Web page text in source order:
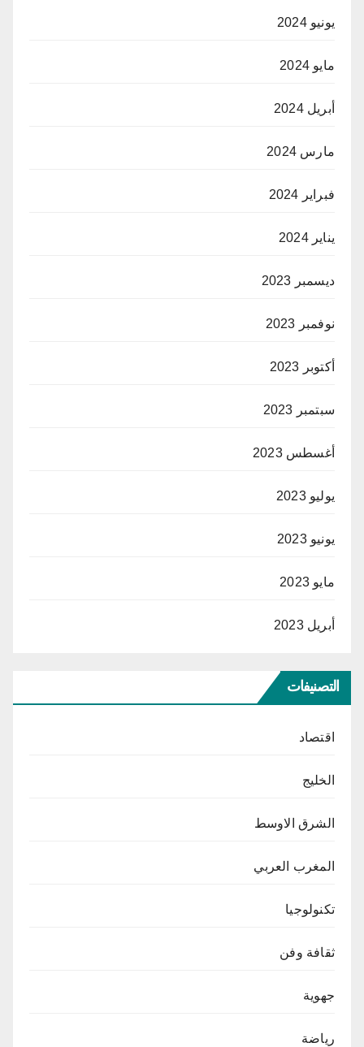
يونيو 2024
مايو 2024
أبريل 2024
مارس 2024
فبراير 2024
يناير 2024
ديسمبر 2023
نوفمبر 2023
أكتوبر 2023
سبتمبر 2023
أغسطس 2023
يوليو 2023
يونيو 2023
مايو 2023
أبريل 2023
التصنيفات
اقتصاد
الخليج
الشرق الاوسط
المغرب العربي
تكنولوجيا
ثقافة وفن
جهوية
رياضة